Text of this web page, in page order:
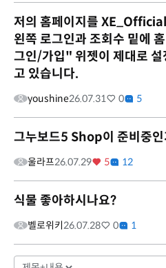
저의 홈페이지를
왼쪽 로그인과 조회수 밑에
그인/가입" 위젯이 제대로 설
고 있습니다.
youshine26.07.31 0 5
그누보드5 Shop이 준비중
울라프26.07.29 5 12
식물 좋아하시나요?
벨로위키26.07.28 0 1